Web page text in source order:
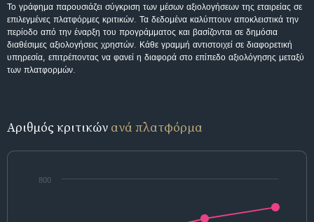
Το γράφημα παρουσιάζει σύγκριση των μέσων αξιολογήσεων της εταιρείας σε
επιλεγμένες πλατφόρμες κριτικών. Τα δεδομένα καλύπτουν αποκλειστικά την
περίοδο από την έναρξη του προγράμματος και βασίζονται σε δημόσια
διαθέσιμες αξιολογήσεις χρηστών. Κάθε γραμμή αντιστοιχεί σε διαφορετική
υπηρεσία, επιτρέποντας να φανεί η διαφορά στο επίπεδο αξιολόγησης μεταξύ
των πλατφορμών.
Αριθμός κριτικών ανά πλατφόρμα
800